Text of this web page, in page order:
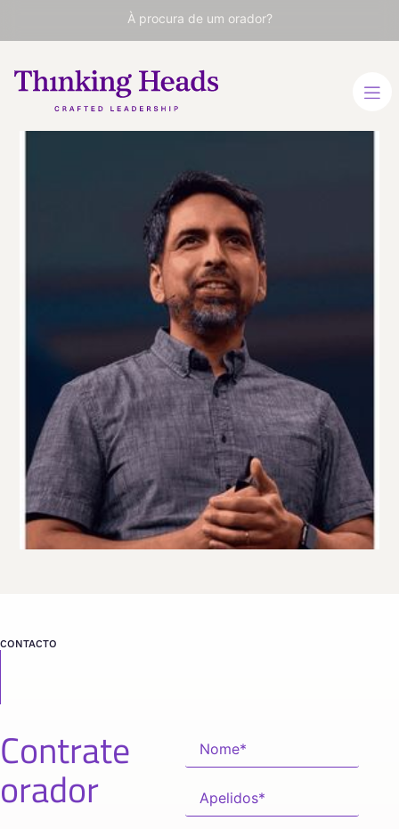
À procura de um orador?
Salman
Khan
Fundador e CEO da Khan
Academy
ESPANHOL
VER PERFIL
Viaja
desde
CALIFORNIA
CONTACTO
Contrate
orador